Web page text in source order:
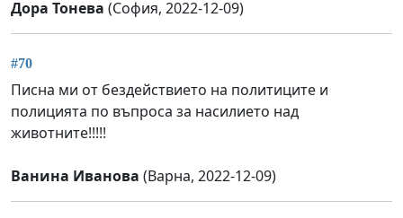
Дора Тонева (София, 2022-12-09)
#70
Писна ми от бездействието на политиците и
полицията по въпроса за насилието над
животните!!!!!
Ванина Иванова (Варна, 2022-12-09)